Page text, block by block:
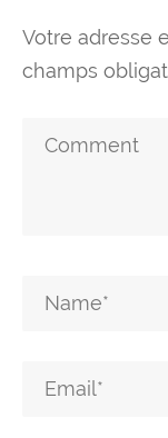
Votre adresse
champs